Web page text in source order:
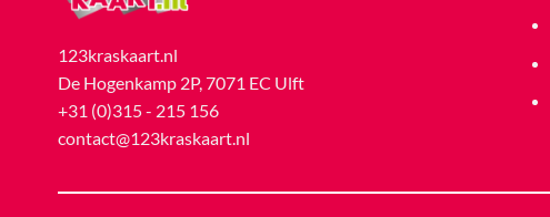
123kraskaart.nl
De Hogenkamp 2P, 7071 EC Ulft
+31 (0)315 - 215 156
contact@123kraskaart.nl